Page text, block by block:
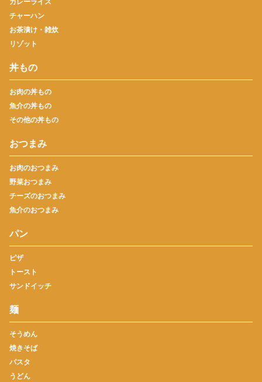
チャーハン
お茶漬け・雑炊
リゾット
丼もの
お肉の丼もの
魚介の丼もの
その他の丼もの
おつまみ
お肉のおつまみ
野菜おつまみ
チーズのおつまみ
魚介のおつまみ
パン
ピザ
トースト
サンドイッチ
麺
そうめん
焼きそば
パスタ
うどん